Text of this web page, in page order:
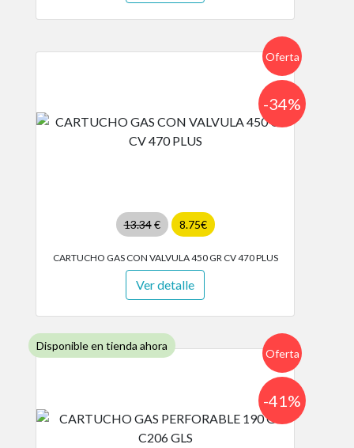
Oferta
13.34€ 8.75€
-34%
CARTUCHO GAS CON VALVULA 450 GR CV 470 PLUS
Ver detalle
Disponible en tienda ahora
Oferta
-41%